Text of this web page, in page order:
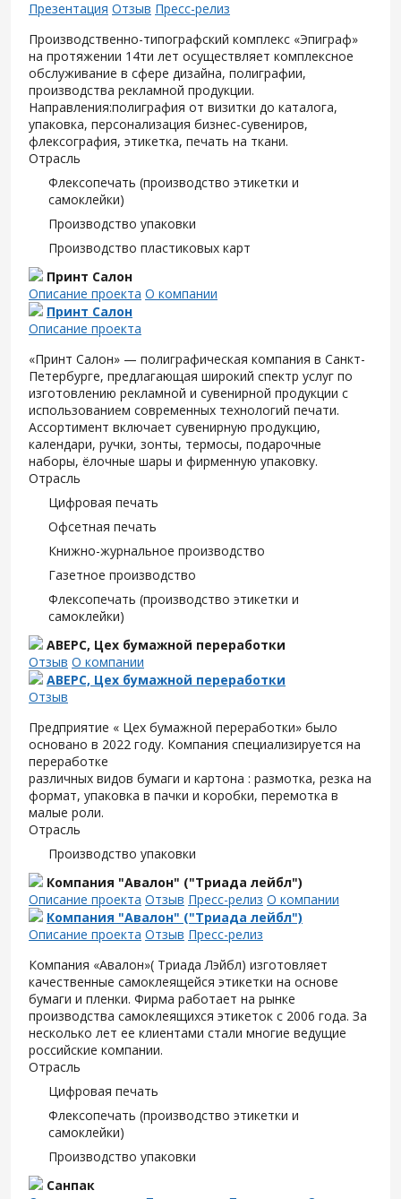
Презентация Отзыв Пресс-релиз
Производственно-типографский комплекс «Эпиграф»
на протяжении 14ти лет осуществляет комплексное
обслуживание в сфере дизайна, полиграфии,
производства рекламной продукции.
Направления:полиграфия от визитки до каталога,
упаковка, персонализация бизнес-сувениров,
флексография, этикетка, печать на ткани.
Отрасль
Флексопечать (производство этикетки и
самоклейки)
Производство упаковки
Производство пластиковых карт
Принт Салон
Описание проекта О компании
Принт Салон
Описание проекта
«Принт Салон» — полиграфическая компания в Санкт-
Петербурге, предлагающая широкий спектр услуг по
изготовлению рекламной и сувенирной продукции с
использованием современных технологий печати.
Ассортимент включает сувенирную продукцию,
календари, ручки, зонты, термосы, подарочные
наборы, ёлочные шары и фирменную упаковку.
Отрасль
Цифровая печать
Офсетная печать
Книжно-журнальное производство
Газетное производство
Флексопечать (производство этикетки и
самоклейки)
АВЕРС, Цех бумажной переработки
Отзыв О компании
АВЕРС, Цех бумажной переработки
Отзыв
Предприятие « Цех бумажной переработки» было
основано в 2022 году. Компания специализируется на
переработке
различных видов бумаги и картона : размотка, резка на
формат, упаковка в пачки и коробки, перемотка в
малые роли.
Отрасль
Производство упаковки
Компания "Авалон" ("Триада лейбл")
Описание проекта Отзыв Пресс-релиз О компании
Компания "Авалон" ("Триада лейбл")
Описание проекта Отзыв Пресс-релиз
Компания «Авалон»( Триада Лэйбл) изготовляет
качественные самоклеящейся этикетки на основе
бумаги и пленки. Фирма работает на рынке
производства самоклеящихся этикеток с 2006 года. За
несколько лет ее клиентами стали многие ведущие
российские компании.
Отрасль
Цифровая печать
Флексопечать (производство этикетки и
самоклейки)
Производство упаковки
Санпак